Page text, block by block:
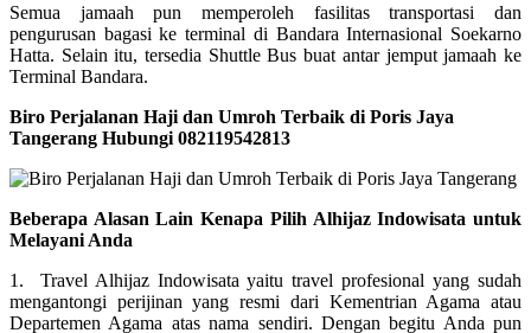
Semua jamaah pun memperoleh fasilitas transportasi dan
pengurusan bagasi ke terminal di Bandara Internasional Soekarno
Hatta. Selain itu, tersedia Shuttle Bus buat antar jemput jamaah ke
Terminal Bandara.
Biro Perjalanan Haji dan Umroh Terbaik di Poris Jaya
Tangerang Hubungi 082119542813
Beberapa Alasan Lain Kenapa Pilih Alhijaz Indowisata untuk
Melayani Anda
1. Travel Alhijaz Indowisata yaitu travel profesional yang sudah
mengantongi perijinan yang resmi dari Kementrian Agama atau
Departemen Agama atas nama sendiri. Dengan begitu Anda pun